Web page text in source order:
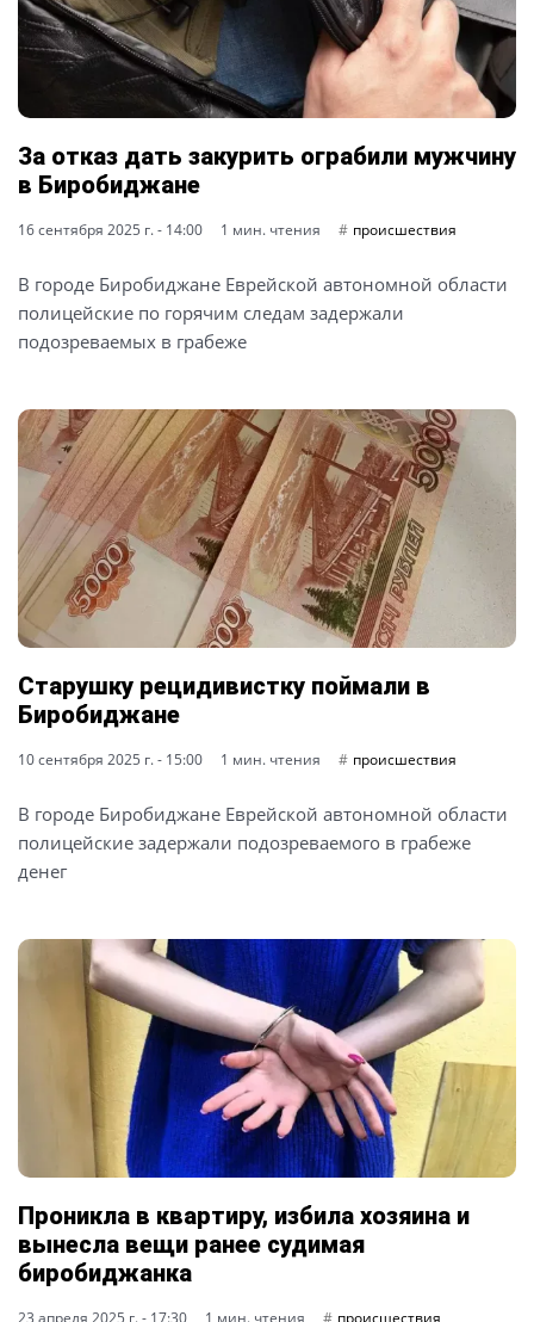
За отказ дать закурить ограбили мужчину
в Биробиджане
16 сентября 2025 г. - 14:00 1 мин. чтения происшествия
В городе Биробиджане Еврейской автономной области
полицейские по горячим следам задержали
подозреваемых в грабеже
Старушку рецидивистку поймали в
Биробиджане
10 сентября 2025 г. - 15:00 1 мин. чтения происшествия
В городе Биробиджане Еврейской автономной области
полицейские задержали подозреваемого в грабеже
денег
Проникла в квартиру, избила хозяина и
вынесла вещи ранее судимая
биробиджанка
23 апреля 2025 г. - 17:30 1 мин. чтения происшествия